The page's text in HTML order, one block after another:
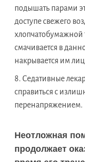
подышать парами
доступе свежего
хлопчатобумажной
смачивается в
накрывается им
Седативные
справиться с
перенапряжением.
Неотложная
продолжает